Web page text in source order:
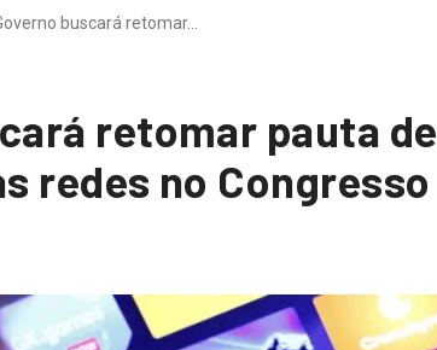
buscará retomar…
retomar pauta de
redes no Congresso